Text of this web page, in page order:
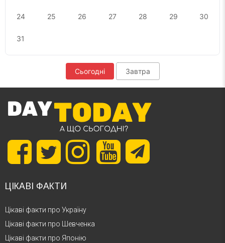
24 25 26 27 28 29 30
31
Сьогодні Завтра
ЦІКАВІ ФАКТИ
Цікаві факти про Україну
Цікаві факти про Шевченка
Цікаві факти про Японію